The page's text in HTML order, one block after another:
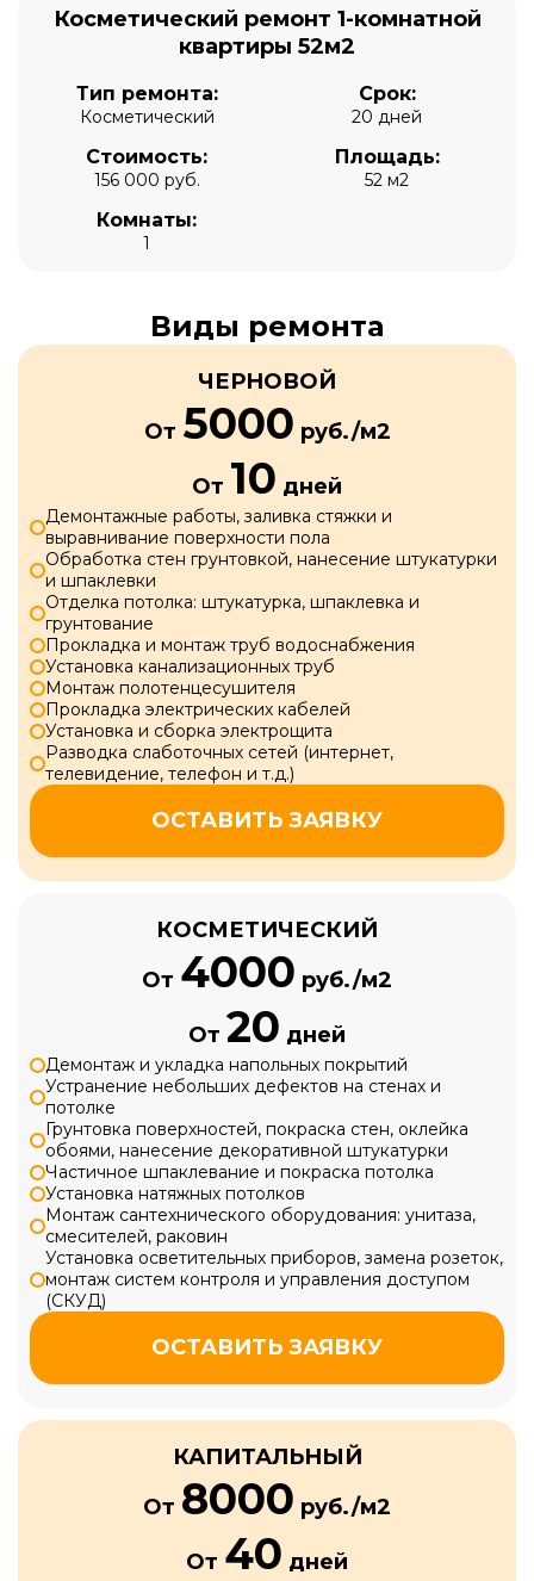
Косметический ремонт 1-комнатной
квартиры 52м2
Тип ремонта:
Косметический
Срок:
20 дней
Стоимость:
156 000 руб.
Площадь:
52 м2
Комнаты:
1
Виды ремонта
ЧЕРНОВОЙ
От 5000 руб./м2
От 10 дней
Демонтажные работы, заливка стяжки и
выравнивание поверхности пола
Обработка стен грунтовкой, нанесение штукатурки
и шпаклевки
Отделка потолка: штукатурка, шпаклевка и
грунтование
Прокладка и монтаж труб водоснабжения
Установка канализационных труб
Монтаж полотенцесушителя
Прокладка электрических кабелей
Установка и сборка электрощита
Разводка слаботочных сетей (интернет,
телевидение, телефон и т.д.)
ОСТАВИТЬ ЗАЯВКУ
КОСМЕТИЧЕСКИЙ
От 4000 руб./м2
От 20 дней
Демонтаж и укладка напольных покрытий
Устранение небольших дефектов на стенах и
потолке
Грунтовка поверхностей, покраска стен, оклейка
обоями, нанесение декоративной штукатурки
Частичное шпаклевание и покраска потолка
Установка натяжных потолков
Монтаж сантехнического оборудования: унитаза,
смесителей, раковин
Установка осветительных приборов, замена розеток,
монтаж систем контроля и управления доступом
(СКУД)
ОСТАВИТЬ ЗАЯВКУ
КАПИТАЛЬНЫЙ
От 8000 руб./м2
От 40 дней